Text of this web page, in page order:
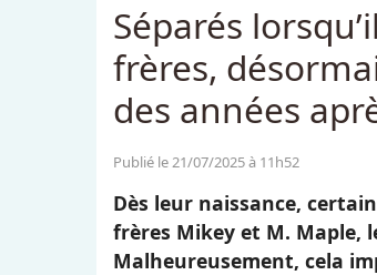
Séparés
frères,
des années
Publié le 21/07/2025 à 11h52
Dès leur naissance,
frères Mikey et M. Maple,
Malheureusement, cela